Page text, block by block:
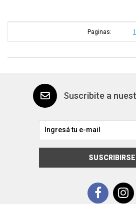
Paginas: 1
Suscribite a
SUSCRIBIRSE